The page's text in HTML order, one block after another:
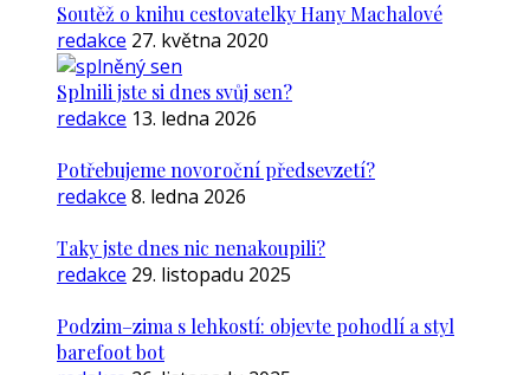
Soutěž o knihu cestovatelky Hany Machalové
redakce 27. května 2020
Splnili jste si dnes svůj sen?
redakce 13. ledna 2026
Potřebujeme novoroční předsevzetí?
redakce 8. ledna 2026
Taky jste dnes nic nenakoupili?
redakce 29. listopadu 2025
Podzim–zima s lehkostí: objevte pohodlí a styl
barefoot bot